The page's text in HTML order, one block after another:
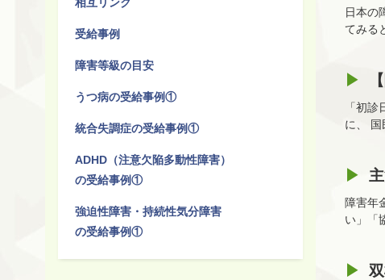
日本の
てみる
「初
に、 国
障害年
い」「
受給事例
障害等級の目安
うつ病の受給事例①
統合失調症の受給事例①
ADHD（注意欠陥多動性障害）
の受給事例①
強迫性障害・持続性気分障害
の受給事例①